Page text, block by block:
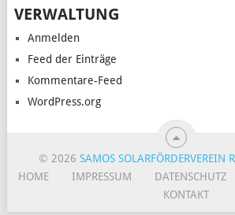
VERWALTUNG
Anmelden
Feed der Einträge
Kommentare-Feed
WordPress.org
© 2026SAMOS SOLARFÖRDERVEREIN
HOME
IMPRESSUM DATENSCHUTZ
KONTAKT